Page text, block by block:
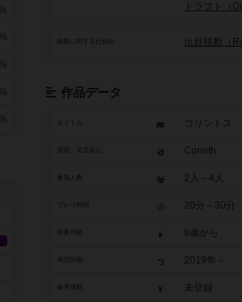
ドラフト（
移動に関する仕組み 出目移動（
作品データ
タイトル コリントス
Corinth
参加人数 2人～4人
20分～30分
8歳から
2019年～
参考価格 未登録